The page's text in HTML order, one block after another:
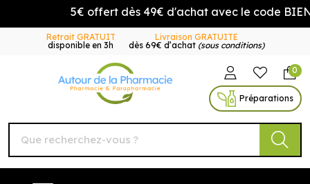
5€ offert dès 49€ d'achat avec le code
Retrait GRATUIT
disponible en 3h
Livraison GRATUITE
dès 69€ d’achat (sous conditions)
Autour de la Pharmacie
0
Préparations